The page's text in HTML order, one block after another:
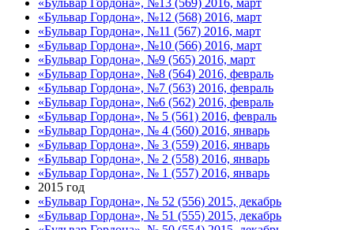
«Бульвар Гордона», №12 (568) 2016, март
«Бульвар Гордона», №11 (567) 2016, март
«Бульвар Гордона», №10 (566) 2016, март
«Бульвар Гордона», №9 (565) 2016, март
«Бульвар Гордона», №8 (564) 2016, февраль
«Бульвар Гордона», №7 (563) 2016, февраль
«Бульвар Гордона», №6 (562) 2016, февраль
«Бульвар Гордона», № 5 (561) 2016, февраль
«Бульвар Гордона», № 4 (560) 2016, январь
«Бульвар Гордона», № 3 (559) 2016, январь
«Бульвар Гордона», № 2 (558) 2016, январь
«Бульвар Гордона», № 1 (557) 2016, январь
2015 год
«Бульвар Гордона», № 52 (556) 2015, декабрь
«Бульвар Гордона», № 51 (555) 2015, декабрь